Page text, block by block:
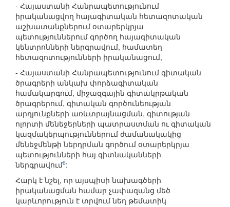
- Հայաստանի Հանրապետությունում
իրականացվող հայագիտական հետազոտական
աշխատանքներում օտարերկրյա
պետություններում գործող հայագիտական
կենտրոնների ներգրավում, համատեղ
հետազոտությունների իրականացում,
- Հայաստանի Հանրապետությունում գիտական
ծրագրերի անկախ փորձագիտական
համակարգում, միջազգային գիտակրթական
ծրագրերում, գիտական գործունեության
արդյունքների առևտրայնացման, գիտության
ոլորտի մենեջերների պատրաստման ու գիտական
կազմակերպություններում ժամանակակից
մենեջմենթի ներդրման գործում օտարերկրյա
պետությունների հայ գիտնականների
ներգրավում6:
Հարկ է նշել, որ այսպիսի նախագծերի
իրականացման համար չափազանց մեծ
կարևորություն է տրվում նեղ թեմատիկ